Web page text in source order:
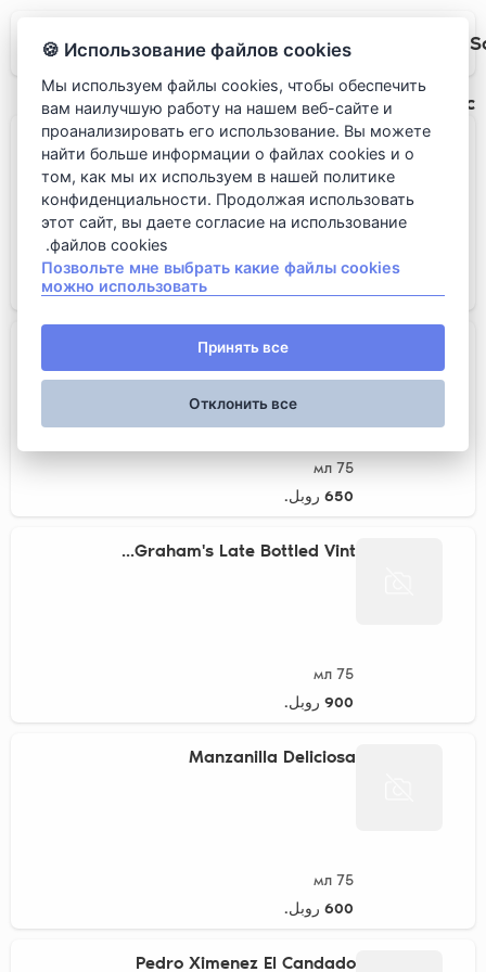
Порто и херес
Quinta De La Rosa Tawny Port
75 мл
Graham's Fine White
75 мл
650 روبل.
Graham's Late Bottled Vint...
75 мл
900 روبل.
Manzanilla Deliciosa
75 мл
600 روبل.
Pedro Ximenez El Candado
Использование файлов cookies 🍪
Мы используем файлы cookies, чтобы обеспечить
вам наилучшую работу на нашем веб-сайте и
проанализировать его использование. Вы можете
найти больше информации о файлах cookies и о
том, как мы их используем в нашей политике
конфиденциальности. Продолжая использовать
этот сайт, вы даете согласие на использование
файлов cookies.
Позвольте мне выбрать какие файлы cookies
можно использовать
Принять все
Отклонить все